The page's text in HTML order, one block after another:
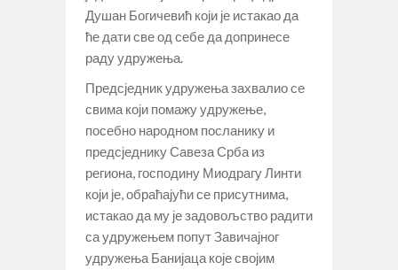
Душан Богичевић који је истакао да
ће дати све од себе да допринесе
раду удружења.
Предсједник удружења захвалио се
свима који помажу удружење,
посебно народном посланику и
предсједнику Савеза Срба из
региона, господину Миодрагу Линти
који је, обраћајући се присутнима,
истакао да му је задовољство радити
са удружењем попут Завичајног
удружења Банијаца које својим